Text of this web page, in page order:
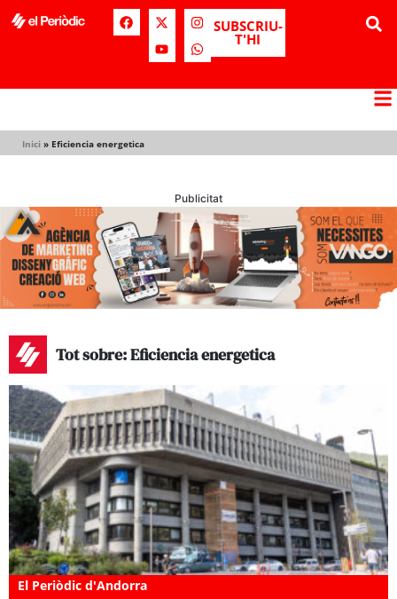
SUBSCRIU-
T'HI
Inici » Eficiencia energetica
Publicitat
Tot sobre: Eficiencia energetica
El Periòdic d'Andorra